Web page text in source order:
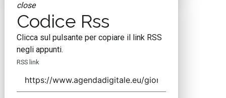
close
Codice Rss
Clicca sul pulsante per copiare il link RSS
negli appunti.
RSS link